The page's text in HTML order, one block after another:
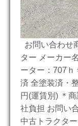
お問い合わせ
ター メーカー
ーター：707ｈ
済 全塗装済・
円(運賃別) ＊
社負担 お問い
中古トラクタ